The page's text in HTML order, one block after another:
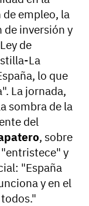
empleo, la
de inversión y
de
La
lo que
La jornada,
sombra de la
del
, sobre
y
"España
y en el